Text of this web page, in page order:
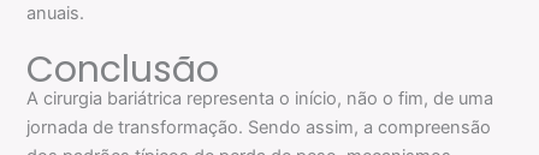
anuais.
Conclusão
A cirurgia bariátrica representa o início, não o fim, de uma
jornada de transformação. Sendo assim, a compreensão